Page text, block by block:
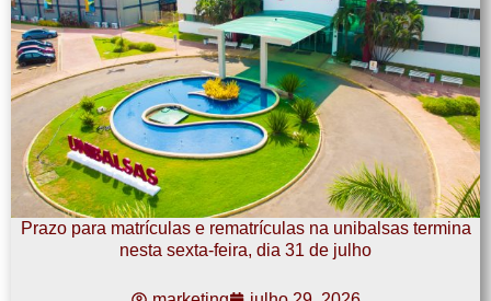
Prazo para matrículas e rematrículas na unibalsas termina
nesta sexta-feira, dia 31 de julho